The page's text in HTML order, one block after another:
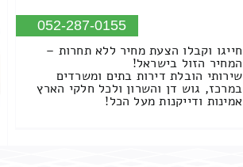
052-287-0155
חייגו וקבלו הצעת מחיר ללא תחרות –
המחיר הזול בישראל!
שירותי הובלת דירות בתים ומשרדים
במרכז, גוש דן והשרון ולכל חלקי הארץ
אמינות ודייקנות מעל הכל!